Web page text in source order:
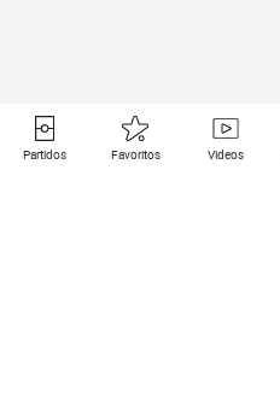
Partidos Favoritos Videos